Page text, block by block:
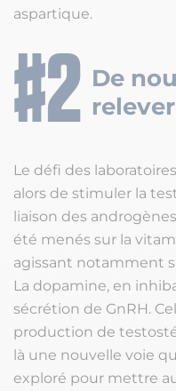
aspartique.
De
Le défi des
alors de stimuler la
liaison des
été menés sur la
agissant notamment
La dopamine, en
sécrétion de GnRH.
production de
là une nouvelle voie
exploré pour mettre